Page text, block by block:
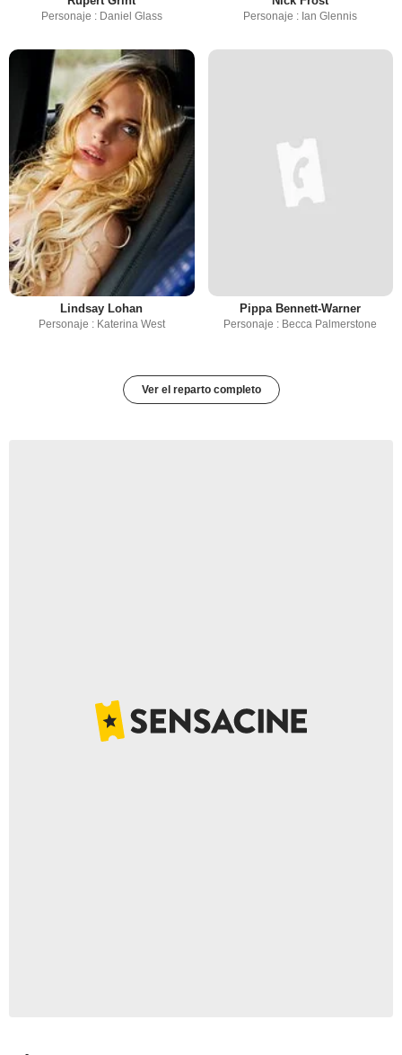
Personaje : Daniel Glass Personaje : Ian Glennis
Lindsay Lohan
Personaje : Katerina West
Pippa Bennett-Warner
Personaje : Becca Palmerstone
Ver el reparto completo